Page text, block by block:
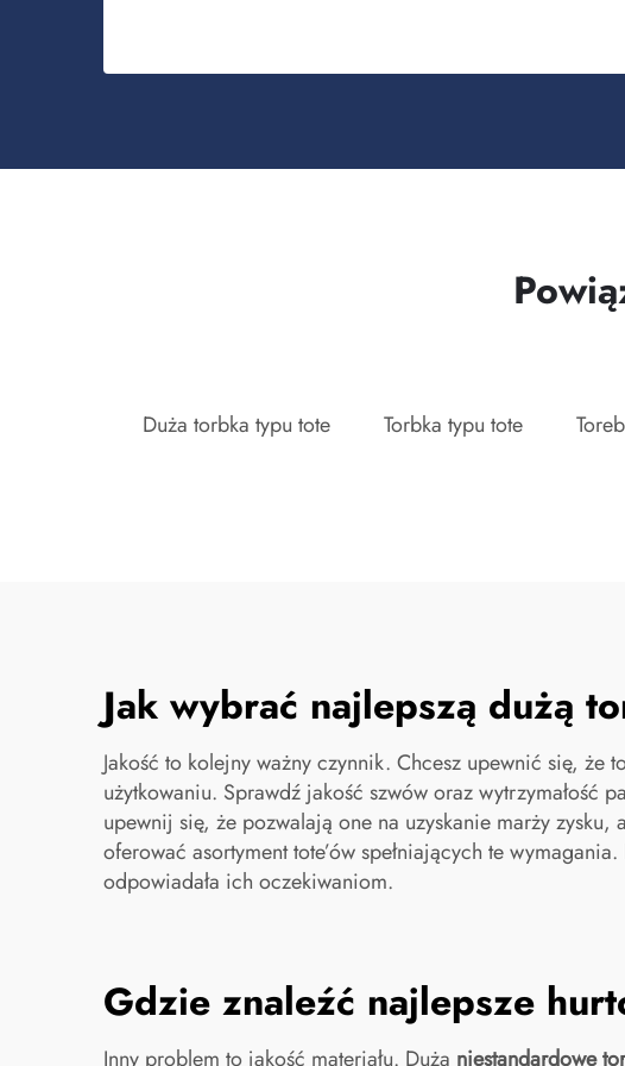
Duża torbka typu tote Torbka typu tote
Jak wybrać najlepszą dużą
Jakość to kolejny ważny czynnik. Chcesz upewnić się,
użytkowaniu. Sprawdź jakość szwów oraz
upewnij się, że pozwalają one na uzyskanie marży
oferować asortyment tote’ów spełniających te
odpowiadała ich oczekiwaniom.
Gdzie znaleźć najlepsze
Inny problem to jakość materiału. Duża niestandardowe